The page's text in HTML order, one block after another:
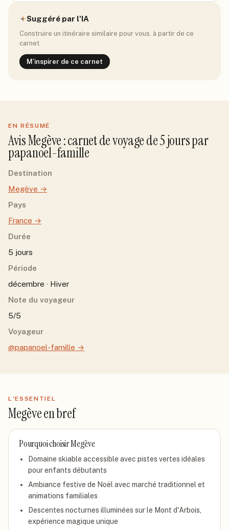
Suggéré par l'IA
Construire un itinéraire similaire pour vous, à partir de ce
carnet.
M'inspirer de ce carnet
EN RÉSUMÉ
AvisMegève: carnet de voyage de5jourspar
papanoel-famille
Destination
Megève →
Pays
France →
Durée
5 jours
Période
décembre · Hiver
Note du voyageur
5/5
Voyageur
@papanoel-famille →
L'ESSENTIEL
Megèveen bref
Pourquoi choisirMegève
Domaine skiable accessible avec pistes vertes idéales
pour enfants débutants
Ambiance festive de Noël avec marché traditionnel et
animations familiales
Descentes nocturnes illuminées sur le Mont d'Arbois,
expérience magique unique